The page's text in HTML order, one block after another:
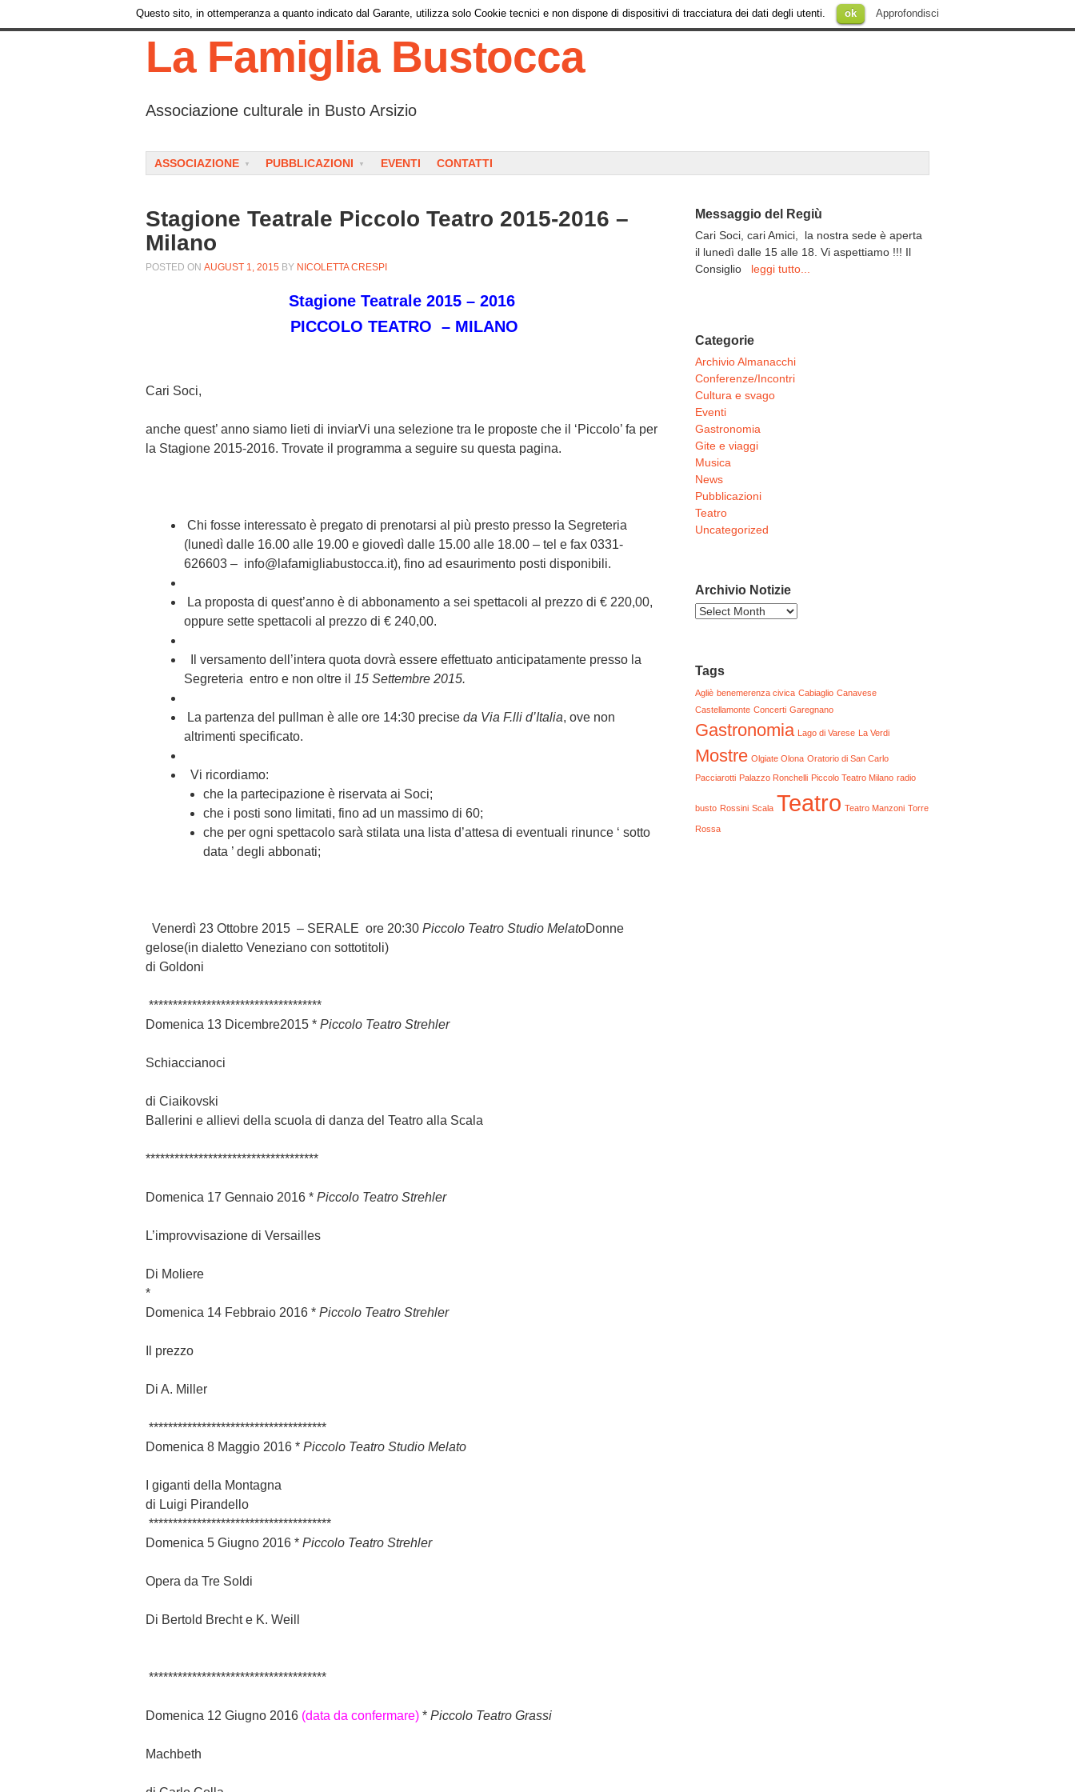
La Famiglia Bustocca
Associazione culturale in Busto Arsizio
Menu
SKIP TO CONTENT
ASSOCIAZIONE PUBBLICAZIONI EVENTI CONTATTI
Stagione Teatrale Piccolo Teatro 2015-2016 –
Milano
POSTED ON AUGUST 1, 2015 BY NICOLETTA CRESPI
Stagione Teatrale 2015 – 2016
PICCOLO TEATRO – MILANO
Cari Soci,
anche quest’ anno siamo lieti di inviarVi una selezione tra le proposte che il ‘Piccolo’ fa per
la Stagione 2015-2016. Trovate il programma a seguire su questa pagina.
Chi fosse interessato è pregato di prenotarsi al più presto presso la Segreteria
(lunedì dalle 16.00 alle 19.00 e giovedì dalle 15.00 alle 18.00 – tel e fax 0331-
626603 – info@lafamigliabustocca.it), fino ad esaurimento posti disponibili.
La proposta di quest’anno è di abbonamento a sei spettacoli al prezzo di € 220,00,
oppure sette spettacoli al prezzo di € 240,00.
Il versamento dell’intera quota dovrà essere effettuato anticipatamente presso la
Segreteria entro e non oltre il 15 Settembre 2015.
La partenza del pullman è alle ore 14:30 precise da Via F.lli d’Italia, ove non
altrimenti specificato.
Vi ricordiamo:
che la partecipazione è riservata ai Soci;
che i posti sono limitati, fino ad un massimo di 60;
che per ogni spettacolo sarà stilata una lista d’attesa di eventuali rinunce ‘ sotto
data ’ degli abbonati;
Venerdì 23 Ottobre 2015 – SERALE ore 20:30 Piccolo Teatro Studio MelatoDonne
gelose(in dialetto Veneziano con sottotitoli)
di Goldoni
************************************
Domenica 13 Dicembre2015 * Piccolo Teatro Strehler
Schiaccianoci
di Ciaikovski
Ballerini e allievi della scuola di danza del Teatro alla Scala
************************************
Domenica 17 Gennaio 2016 * Piccolo Teatro Strehler
L’improvvisazione di Versailles
Di Moliere
*
Domenica 14 Febbraio 2016 * Piccolo Teatro Strehler
Il prezzo
Di A. Miller
*************************************
Domenica 8 Maggio 2016 * Piccolo Teatro Studio Melato
I giganti della Montagna
di Luigi Pirandello
**************************************
Domenica 5 Giugno 2016 * Piccolo Teatro Strehler
Opera da Tre Soldi
Di Bertold Brecht e K. Weill
*************************************
Domenica 12 Giugno 2016 (data da confermare) * Piccolo Teatro Grassi
Machbeth
Messaggio del Regiù
Cari Soci, cari Amici, la nostra sede è aperta
il lunedì dalle 15 alle 18. Vi aspettiamo !!! Il
Consiglio leggi tutto...
Categorie
Archivio Almanacchi
Conferenze/Incontri
Cultura e svago
Eventi
Gastronomia
Gite e viaggi
Musica
News
Pubblicazioni
Teatro
Uncategorized
Archivio Notizie
Archivio
Tags
Agliè benemerenza civica Cabiaglio Canavese
Castellamonte Concerti Garegnano
Gastronomia Lago di Varese La Verdi
Mostre Olgiate Olona Oratorio di San Carlo
Pacciarotti Palazzo Ronchelli Piccolo Teatro Milano radio
busto Rossini Scala Teatro Teatro Manzoni Torre
Rossa
Questo sito, in ottemperanza a quanto indicato dal Garante, utilizza solo Cookie tecnici e non dispone di dispositivi di tracciatura dei dati degli utenti. ok Approfondisci